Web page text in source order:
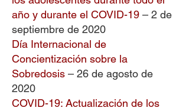
año y durante el COVID-19 – 2 de
septiembre de 2020
Día Internacional de
Concientización sobre la
Sobredosis – 26 de agosto de
2020
COVID-19: Actualización de los